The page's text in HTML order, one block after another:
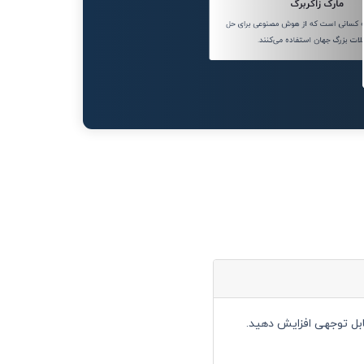
مارک زاکربرگ
کسانی است که از هوش مصنوعی برای حل
بزرگ جهان استفاده می‌کنند.